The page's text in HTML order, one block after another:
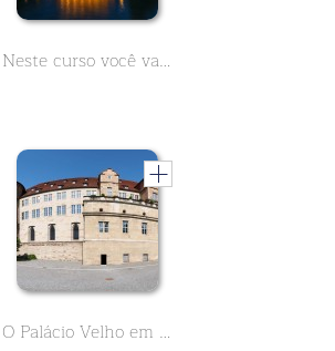
Neste curso você vai aprender tudo o que você precisa saber sobre a Ópera de Stuttgart. 9 aulas com factos sobre este edifício histórico
O Palácio Velho em Stuttgart. O Museu do Estado de Württemberg no coração da cidade. Conheça sua história de mais de 1000 anos em 9 lições.